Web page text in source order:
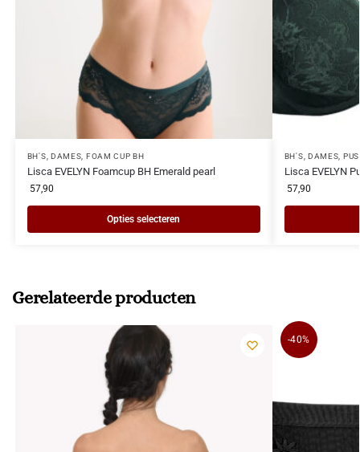
BH'S DAMES FOAM CUP BH
Lisca EVELYN Foamcup BH Emerald pearl
57,90
Opties selecteren
BH'S DAMES
Lisca EVELYN
57,90
Gerelateerde producten
-40%